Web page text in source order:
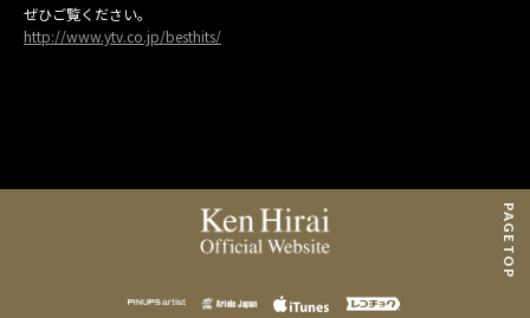
ぜひご覧ください。
http://www.ytv.co.jp/besthits/
PAGE TOP